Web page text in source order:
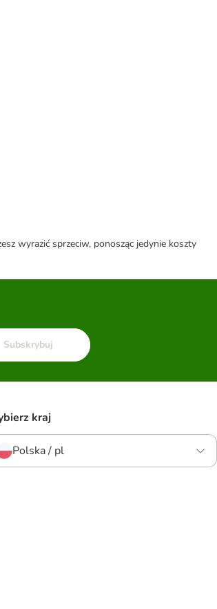
wyrazić sprzeciw, ponosząc jedynie koszty
Subskrybuj
kraj
Polska / pl